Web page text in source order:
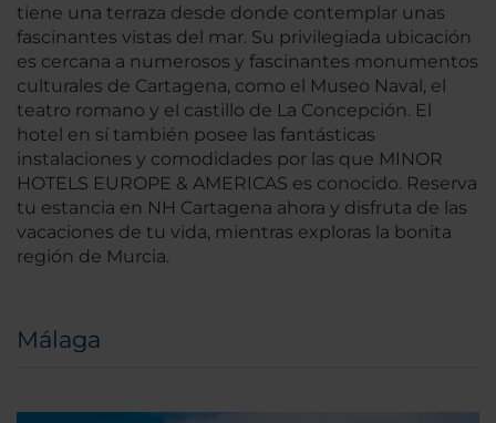
tiene una terraza desde donde contemplar unas
fascinantes vistas del mar. Su privilegiada ubicación
es cercana a numerosos y fascinantes monumentos
culturales de Cartagena, como el Museo Naval, el
teatro romano y el castillo de La Concepción. El
hotel en sí también posee las fantásticas
instalaciones y comodidades por las que MINOR
HOTELS EUROPE & AMERICAS es conocido. Reserva
tu estancia en NH Cartagena ahora y disfruta de las
vacaciones de tu vida, mientras exploras la bonita
región de Murcia.
Málaga